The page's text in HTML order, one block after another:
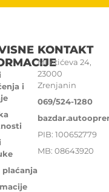
i
plaćanja
KONTAKT
Miletićeva 24,
23000
Zrenjanin
069/524-1280
PIB: 100652779
MB: 08643920